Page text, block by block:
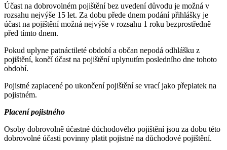
Účast na dobrovolném pojištění bez uvedení důvodu je možná v
rozsahu nejvýše 15 let. Za dobu přede dnem podání přihlášky je
účast na pojištění možná nejvýše v rozsahu 1 roku bezprostředně
před tímto dnem.
Pokud uplyne patnáctileté období a občan nepodá odhlášku z
pojištění, končí účast na pojištění uplynutím posledního dne tohoto
období.
Pojistné zaplacené po ukončení pojištění se vrací jako přeplatek na
pojistném.
Placení pojistného
Osoby dobrovolně účastné důchodového pojištění jsou za dobu této
dobrovolné účasti povinny platit pojistné na důchodové pojištění.